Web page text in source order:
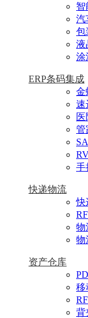
智
汽
包
液
涂
ERP条码集成
金
速
管
手
快递物流
快
物
物
资产仓库
移
背